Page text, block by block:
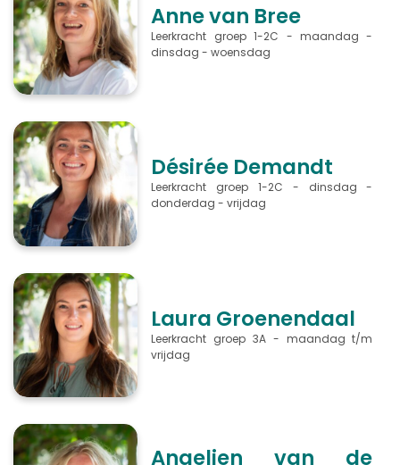
Anne van Bree
Leerkracht groep 1-2C - maandag -
Désirée Demandt
Leerkracht groep 1-2C - dinsdag -
donderdag - vrijdag
Laura Groenendaal
Leerkracht groep 3A - maandag t/m
vrijdag
Angelien van de